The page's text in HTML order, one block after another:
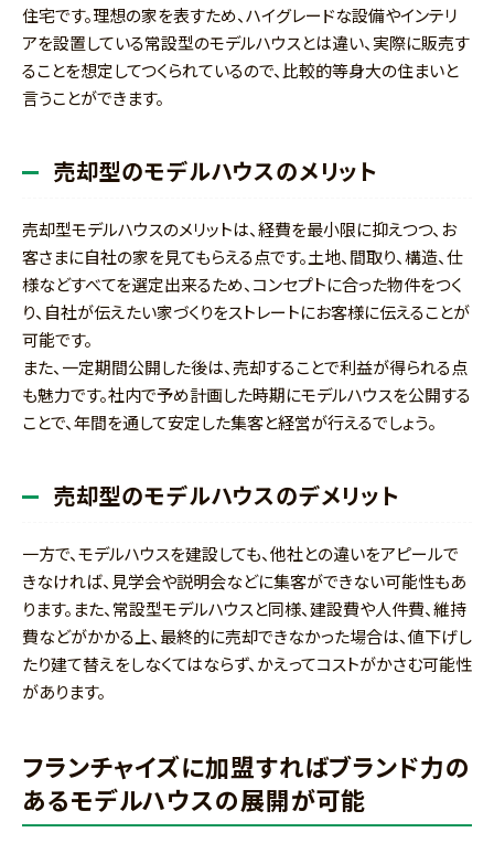
住宅です。理想の家を表すため、ハイグレードな設備やインテリ
アを設置している常設型のモデルハウスとは違い、実際に販売す
ることを想定してつくられているので、比較的等身大の住まいと
言うことができます。
売却型のモデルハウスのメリット
売却型モデルハウスのメリットは、経費を最小限に抑えつつ、お
客さまに自社の家を見てもらえる点です。土地、間取り、構造、仕
様などすべてを選定出来るため、コンセプトに合った物件をつく
り、自社が伝えたい家づくりをストレートにお客様に伝えることが
可能です。
また、一定期間公開した後は、売却することで利益が得られる点
も魅力です。社内で予め計画した時期にモデルハウスを公開する
ことで、年間を通して安定した集客と経営が行えるでしょう。
売却型のモデルハウスのデメリット
一方で、モデルハウスを建設しても、他社との違いをアピールで
きなければ、見学会や説明会などに集客ができない可能性もあ
ります。また、常設型モデルハウスと同様、建設費や人件費、維持
費などがかかる上、最終的に売却できなかった場合は、値下げし
たり建て替えをしなくてはならず、かえってコストがかさむ可能性
があります。
フランチャイズに加盟すればブランド力の
あるモデルハウスの展開が可能